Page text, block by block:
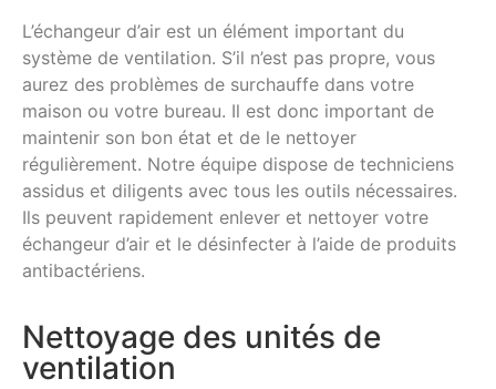
L’échangeur d’air est un élément important du
système de ventilation. S’il n’est pas propre, vous
aurez des problèmes de surchauffe dans votre
maison ou votre bureau. Il est donc important de
maintenir son bon état et de le nettoyer
régulièrement. Notre équipe dispose de techniciens
assidus et diligents avec tous les outils nécessaires.
Ils peuvent rapidement enlever et nettoyer votre
échangeur d’air et le désinfecter à l’aide de produits
antibactériens.
Nettoyage des unités de
ventilation